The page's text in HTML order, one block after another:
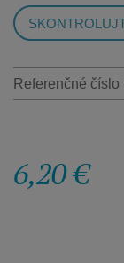
Referenčné číslo
6,20 €